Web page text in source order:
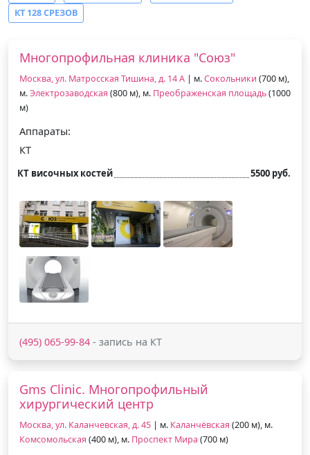
КТ 128 СРЕЗОВ
Многопрофильная клиника "Союз"
Москва, ул. Матросская Тишина, д. 14 А | м.Сокольники (700 м),
м.Электрозаводская (800 м), м. Преображенская площадь(1000
м)
Аппараты:
КТ
КТ височных костей 5500 руб.
(495) 065-99-84 - запись на КТ
Gms Clinic. Многопрофильный
хирургический центр
Москва, ул. Каланчевская, д. 45 | м. Каланчёвская (200 м), м.
Комсомольская (400 м), м. Проспект Мира (700 м)